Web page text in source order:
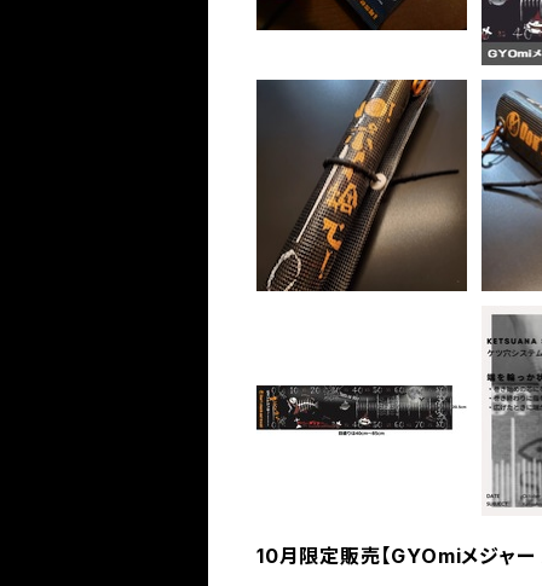
10月限定販売【GYOmiメジャー